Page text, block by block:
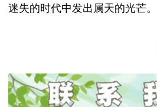
迷失的时代中发出属天的光芒。